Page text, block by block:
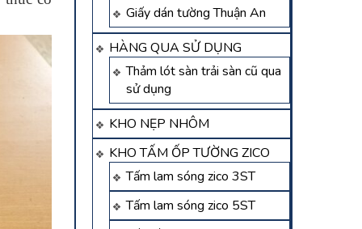
Giấy dán tường Thuận An
HÀNG QUA SỬ DỤNG
Thảm lót sàn trải sàn cũ qua
sử dụng
KHO NẸP NHÔM
KHO TẤM ỐP TƯỜNG ZICO
Tấm lam sóng zico 3ST
Tấm lam sóng zico 5ST